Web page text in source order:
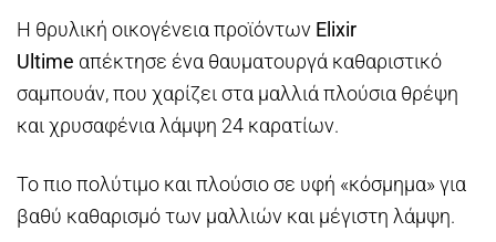
Η θρυλική οικογένεια προϊόντων Elixir
Ultime απέκτησε ένα θαυματουργά καθαριστικό
σαμπουάν, που χαρίζει στα μαλλιά πλούσια θρέψη
και χρυσαφένια λάμψη 24 καρατίων.
Το πιο πολύτιμο και πλούσιο σε υφή «κόσμημα» για
βαθύ καθαρισμό των μαλλιών και μέγιστη λάμψη.